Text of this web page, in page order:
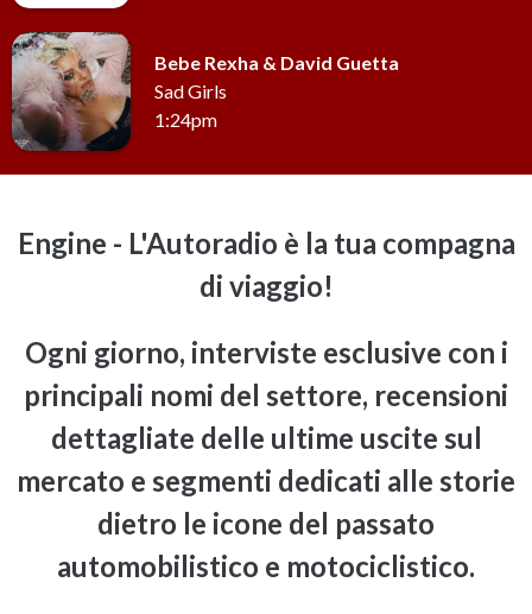
Bebe Rexha & David Guetta
Sad Girls
1:24pm
Engine - L'Autoradio è la tua compagna
di viaggio!
Ogni giorno, interviste esclusive con i
principali nomi del settore, recensioni
dettagliate delle ultime uscite sul
mercato e segmenti dedicati alle storie
dietro le icone del passato
automobilistico e motociclistico.